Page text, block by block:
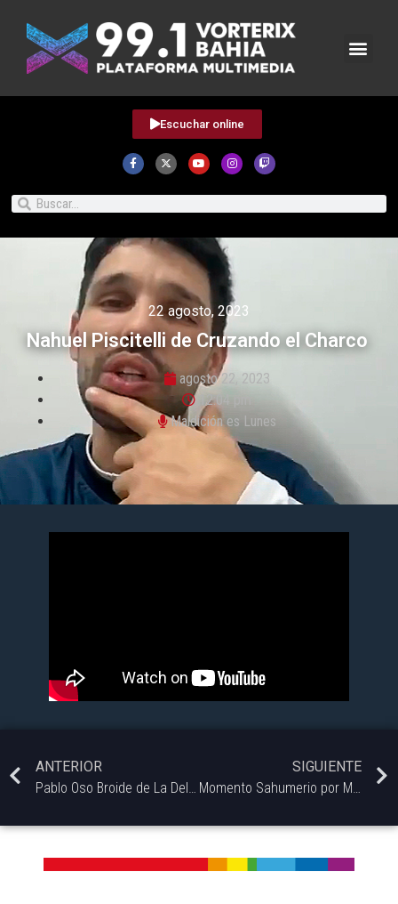
Escuchar online
22 agosto, 2023
Nahuel Piscitelli de Cruzando el Charco
agosto 22, 2023
12:04 pm
Maldición es Lunes
ANTERIOR
SIGUIENTE